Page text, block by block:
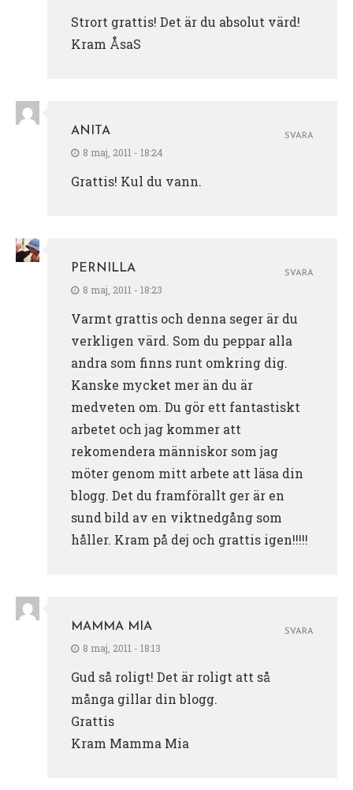
Strort grattis! Det är du absolut värd!
Kram ÅsaS
ANITA
8 maj, 2011 - 18:24
Grattis! Kul du vann.
SVARA
PERNILLA
8 maj, 2011 - 18:23
Varmt grattis och denna seger är du
verkligen värd. Som du peppar alla
andra som finns runt omkring dig.
Kanske mycket mer än du är
medveten om. Du gör ett fantastiskt
arbetet och jag kommer att
rekomendera människor som jag
möter genom mitt arbete att läsa din
blogg. Det du framförallt ger är en
sund bild av en viktnedgång som
håller. Kram på dej och grattis igen!!!!!
SVARA
MAMMA MIA
8 maj, 2011 - 18:13
Gud så roligt! Det är roligt att så
många gillar din blogg.
Grattis
Kram Mamma Mia
SVARA